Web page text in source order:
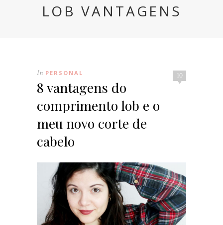
LOB VANTAGENS
10
In PERSONAL
8 vantagens do
comprimento lob e o
meu novo corte de
cabelo